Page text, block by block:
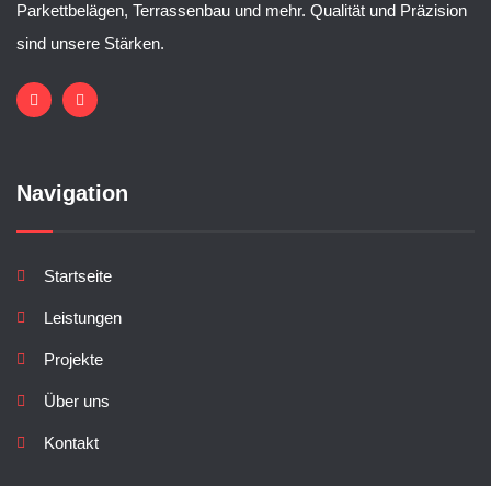
Parkettbelägen, Terrassenbau und mehr. Qualität und Präzision
sind unsere Stärken.
Navigation
Startseite
Leistungen
Projekte
Über uns
Kontakt